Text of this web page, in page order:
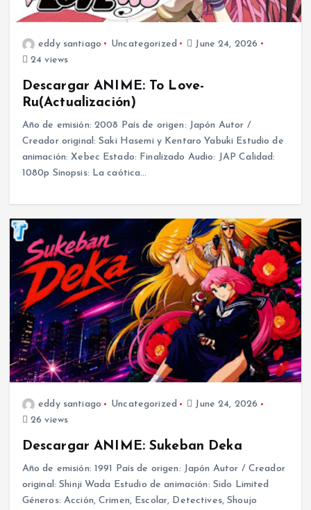
eddy santiago Uncategorized
June 24, 2026
24 views
Descargar ANIME: To Love-
Ru(Actualización)
Año de emisión: 2008 País de origen: Japón Autor /
Creador original: Saki Hasemi y Kentaro Yabuki Estudio de
animación: Xebec Estado: Finalizado Audio: JAP Calidad:
1080p Sinopsis: La caótica…
eddy santiago Uncategorized
June 24, 2026
26 views
Descargar ANIME: Sukeban Deka
Año de emisión: 1991 País de origen: Japón Autor / Creador
original: Shinji Wada Estudio de animación: Sido Limited
Géneros: Acción, Crimen, Escolar, Detectives, Shoujo